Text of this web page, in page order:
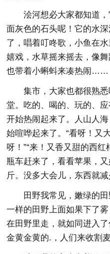
浍河想必大家都知道
面灰色的石头呢！它的水
了，唱着叮咚歌，小鱼在
嬉戏，水草摇来摇去，像
也带着小蝌蚪来凑热闹……
集市，大家也都很熟
堂。吃的、喝的、玩的、
开始热闹起来了。人山人
始喧哗起来了。“看呀！又
呀！”“来！又香又甜的西
瓶车赶来了，看看苹果，
斤。没多大会儿，东西就
田野我常见，嫩绿的
一样的田野上面如果下了
在田野里走，就如同进入
金黄金黄的.，人们来收割麦